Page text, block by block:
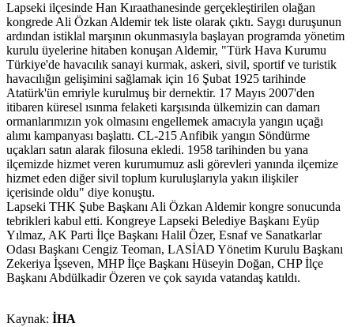
Lapseki ilçesinde Han Kıraathanesinde gerçekleştirilen olağan
kongrede Ali Özkan Aldemir tek liste olarak çıktı. Saygı duruşunun
ardından istiklal marşının okunmasıyla başlayan programda yönetim
kurulu üyelerine hitaben konuşan Aldemir, "Türk Hava Kurumu
Türkiye'de havacılık sanayi kurmak, askeri, sivil, sportif ve turistik
havacılığın gelişimini sağlamak için 16 Şubat 1925 tarihinde
Atatürk'ün emriyle kurulmuş bir dernektir. 17 Mayıs 2007'den
itibaren küresel ısınma felaketi karşısında ülkemizin can damarı
ormanlarımızın yok olmasını engellemek amacıyla yangın uçağı
alımı kampanyası başlattı. CL-215 Anfibik yangın Söndürme
uçakları satın alarak filosuna ekledi. 1958 tarihinden bu yana
ilçemizde hizmet veren kurumumuz asli görevleri yanında ilçemize
hizmet eden diğer sivil toplum kuruluşlarıyla yakın ilişkiler
içerisinde oldu" diye konuştu.
Lapseki THK Şube Başkanı Ali Özkan Aldemir kongre sonucunda
tebrikleri kabul etti. Kongreye Lapseki Belediye Başkanı Eyüp
Yılmaz, AK Parti İlçe Başkanı Halil Özer, Esnaf ve Sanatkarlar
Odası Başkanı Cengiz Teoman, LASİAD Yönetim Kurulu Başkanı
Zekeriya İşseven, MHP İlçe Başkanı Hüseyin Doğan, CHP İlçe
Başkanı Abdülkadir Özeren ve çok sayıda vatandaş katıldı.
Kaynak: İHA